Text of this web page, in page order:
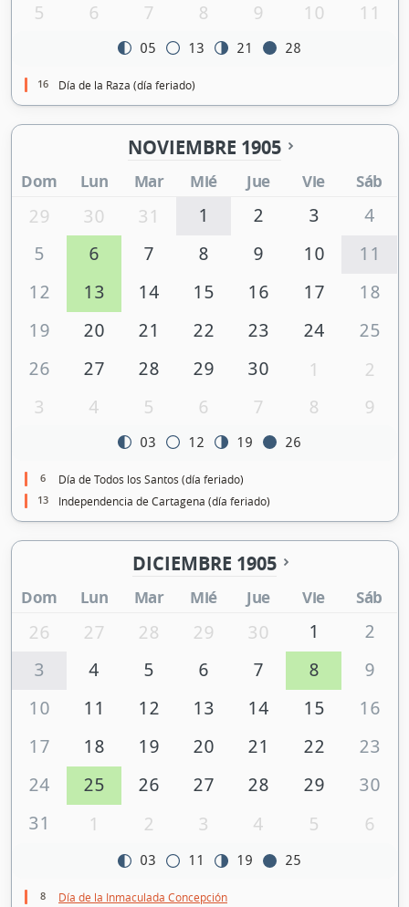
5
6 7 8 9 10 11
05 13 21 28
16 Día de la Raza (día feriado)
NOVIEMBRE 1905
Dom Lun Mar Mié Jue Vie Sáb
29 30 31 1 2 3
4
5
6 7 8 9 10
11
12
13 14 15 16 17
18
19
20 21 22 23 24
25
26
27 28 29 30 1
2
3
4 5 6 7 8 9
03 12 19 26
6 Día de Todos los Santos (día feriado)
13 Independencia de Cartagena (día feriado)
DICIEMBRE 1905
Dom Lun Mar Mié Jue Vie Sáb
26 27 28 29 30 1
2
3
4 5 6 7 8
9
10
11 12 13 14 15
16
17
18 19 20 21 22
23
24
25 26 27 28 29
30
31
1 2 3 4 5 6
03 11 19 25
8 Día de la Inmaculada Concepción